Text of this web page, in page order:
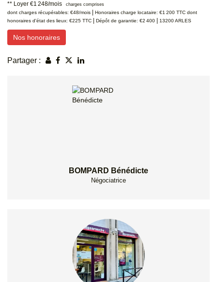
** Loyer €1 248/mois charges comprises
dont charges récupérables: €48/mois Honoraires charge locataire: €1 200 TTC dont
honoraires d'état des lieux: €225 TTC
Dépôt de garantie: €2 400 13200 ARLES
Nos honoraires
Partager :
BOMPARD Bénédicte
Négociatrice